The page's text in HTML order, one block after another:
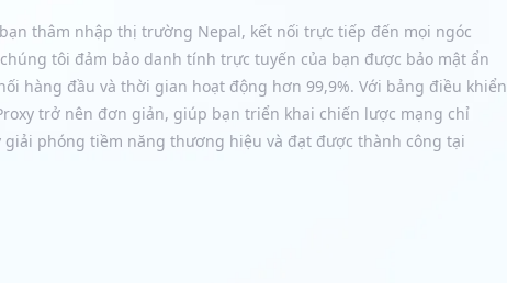
thâm nhập thị trường Nepal, kết nối trực tiếp đến mọi ngóc
tôi đảm bảo danh tính trực tuyến của bạn được bảo mật ẩn
hàng đầu và thời gian hoạt động hơn 99,9%. Với bảng điều khiển
trở nên đơn giản, giúp bạn triển khai chiến lược mạng chỉ
giải phóng tiềm năng thương hiệu và đạt được thành công tại